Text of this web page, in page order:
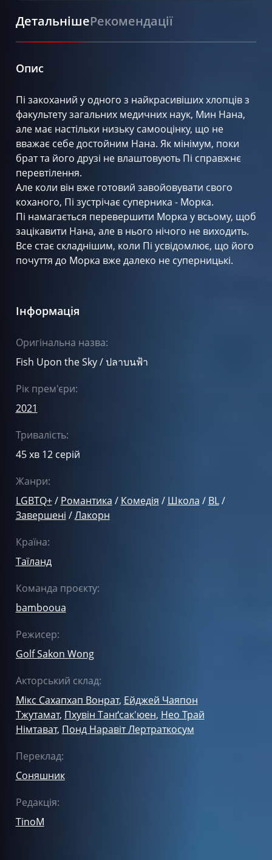
ДетальнішеРекомендації
Опис
Пі закоханий у одного з найкрасивіших хлопців з
факультету загальних медичних наук, Мин Нана,
але має настільки низьку самооцінку, що не
вважає себе достойним Нана. Як мінімум, поки
брат та його друзі не влаштовують Пі справжнє
перевтілення.
Але коли він вже готовий завойовувати свого
коханого, Пі зустрічає суперника - Морка.
Пі намагається перевершити Морка у всьому, щоб
зацікавити Нана, але в нього нічого не виходить.
Все стає складнішим, коли Пі усвідомлює, що його
почуття до Морка вже далеко не суперницькі.
Інформація
Оригінальна назва:
Fish Upon the Sky / ปลาบนฟ้า
Рік прем'єри:
2021
Тривалість:
45 хв 12 серій
Жанри:
LGBTQ+/ Романтика / Комедія / Школа / BL/
Завершені /Лакорн
Країна:
Таїланд
Команда проєкту:
bambooua
Режисер:
Golf Sakon Wong
Акторський склад:
Мікс Сахапхап Вонрат, Ейджей Чаяпон
Тжутамат, Пхувін Танґсак'юен, Нео Трай
Німтават, Понд Наравіт Лертраткосум
Переклад:
Соняшник
Редакція:
TinoM